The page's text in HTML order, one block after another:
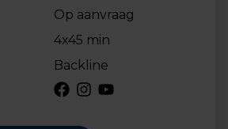
Op aanvraag
4x45 min
Backline